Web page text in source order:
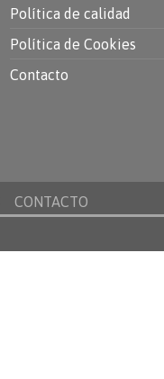
Política de calidad
Política de Cookies
Contacto
CONTACTO